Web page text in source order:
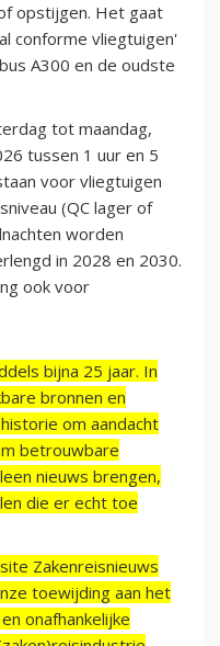
opstijgen. Het gaat
conforme vliegtuigen'
A300 en de oudste
tot maandag,
tussen 1 uur en 5
voor vliegtuigen
(QC lager of
worden
in 2028 en 2030.
ook voor
bijna 25 jaar. In
bronnen en
om aandacht
betrouwbare
nieuws brengen,
die er echt toe
Zakenreisnieuws
toewijding aan het
onafhankelijke